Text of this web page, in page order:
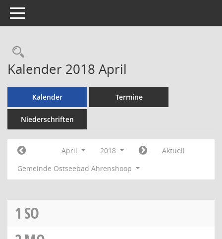
Toggle navigation
Rechercheauswahl
Kalender 2018 April
Kalender Termine
Niederschriften
April 2018
Aktuell
Gemeinde Ostseebad Ahrenshoop
1 SO